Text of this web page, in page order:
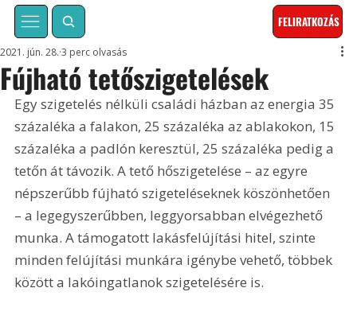
FELIRATKOZÁS
Fújható tetőszigetelések
2021. jún. 28. 3 perc olvasás
Egy szigetelés nélküli családi házban az energia 35
százaléka a falakon, 25 százaléka az ablakokon, 15
százaléka a padlón keresztül, 25 százaléka pedig a
tetőn át távozik. A tető hőszigetelése – az egyre
népszerűbb fújható szigeteléseknek köszönhetően
– a legegyszerűbben, leggyorsabban elvégezhető
munka. A támogatott lakásfelújítási hitel, szinte
minden felújítási munkára igénybe vehető, többek
között a lakóingatlanok szigetelésére is.